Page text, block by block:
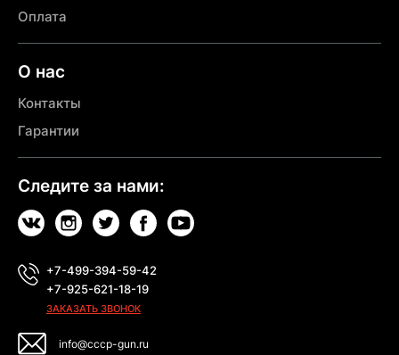
Оплата
О нас
Контакты
Гарантии
Следите за нами:
+7-499-394-59-42
+7-925-621-18-19
ЗАКАЗАТЬ ЗВОНОК
info@cccp-gun.ru